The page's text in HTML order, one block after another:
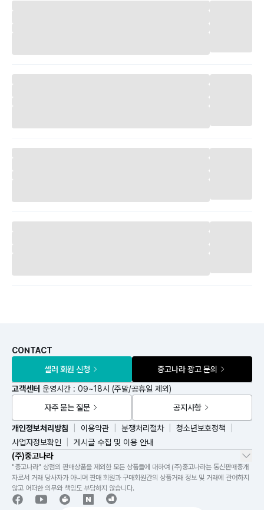
CONTACT
셀러 회원 신청
중고나라 광고 문의
고객센터 운영시간 : 09~18시 (주말/공휴일 제외)
자주 묻는 질문
공지사항
(주)중고나라
개인정보처리방침 이용약관 분쟁처리절차
청소년보호정책
사업자정보확인
게시글 수집 및 이용 안내
"중고나라" 상점의 판매상품을 제외한 모든 상품들에 대하여 (주)중고나라는 통신판매중개
자로서 거래 당사자가 아니며 판매 회원과 구매회원간의 상품거래 정보 및 거래에 관여하지
않고 어떠한 의무와 책임도 부담하지 않습니다.